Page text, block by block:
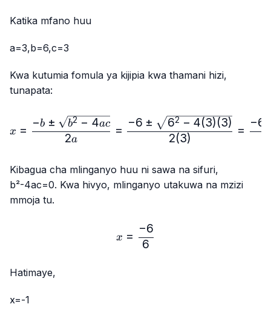
Katika mfano huu
a=3,b=6,c=3
Kwa kutumia fomula ya kijipia kwa thamani hizi,
tunapata:
x=\frac{-b±\sqrt{b²-
x =
2a
−b ± b2 − 4ac =
2(3)
−6 ± 62 − 4(3)(3)
=
−6
Kibagua cha mlinganyo huu ni sawa na sifuri,
b²-4ac=0. Kwa hivyo, mlinganyo utakuwa na mzizi
mmoja tu.
x=\frac{-6}{6}
x =
6
−6
Hatimaye,
x=-1